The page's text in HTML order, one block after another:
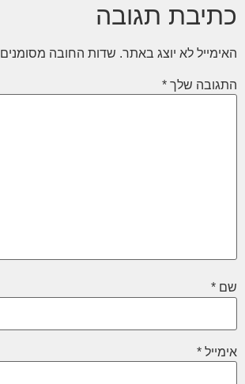
כתיבת תגובה
האימייל לא יוצג באתר. שדות החובה מסומנים
התגובה שלך *
שם *
אימייל *